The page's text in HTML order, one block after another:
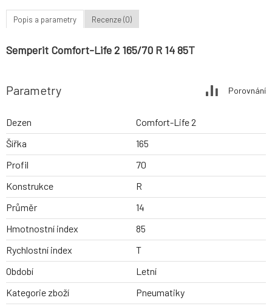
Popis a parametry Recenze (0)
Semperit Comfort-Life 2 165/70 R 14 85T
Parametry Porovnání
Dezen
Comfort-Life 2
Šířka
165
Profil
70
Konstrukce
R
Průměr
14
Hmotnostní index
85
Rychlostní index
T
Období
Letní
Kategorie zboží
Pneumatiky